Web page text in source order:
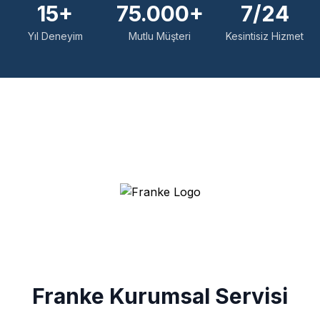
15+
Yıl Deneyim
75.000+
Mutlu Müşteri
7/24
Kesintisiz Hizmet
Franke Kurumsal Servisi